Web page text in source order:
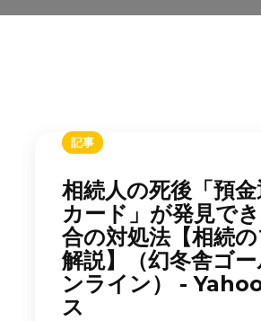
記事
相続人の死後「預金
カード」が発見で
合の対処法【相続
解説】（幻冬舎ゴ
ンライン） -
ス